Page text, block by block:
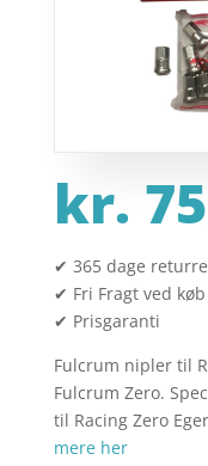
kr.
✔ 365 dage
✔ Fri Fragt ved
✔ Prisgaranti
Fulcrum nipler til
Fulcrum Zero.
til Racing Zero
mere her